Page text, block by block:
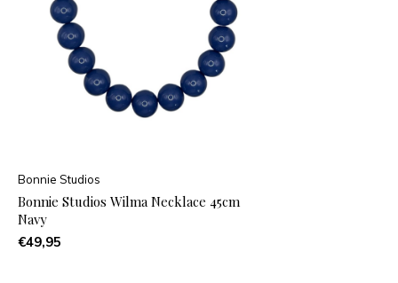
Bonnie Studios
Bonnie Studios Wilma Necklace 45cm
Navy
€49,95